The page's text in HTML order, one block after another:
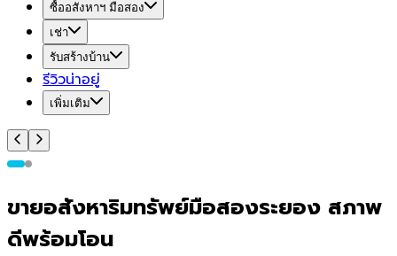
ซื้ออสังหาฯ มือสอง
เช่า
รับสร้างบ้าน
รีวิวน่าอยู่
เพิ่มเติม
ขายอสังหาริมทรัพย์มือสองระยอง สภาพ
ดีพร้อมโอน